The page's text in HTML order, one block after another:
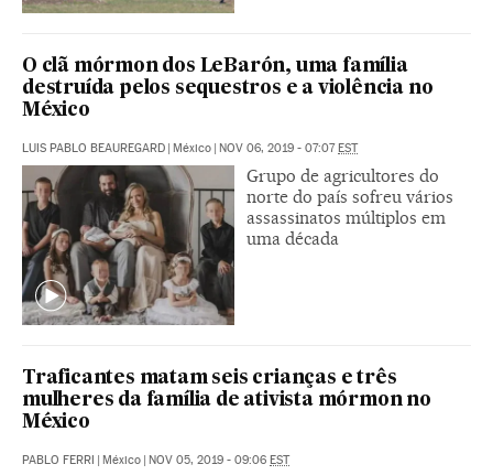
O clã mórmon dos LeBarón, uma família
destruída pelos sequestros e a violência no
México
LUIS PABLO BEAUREGARD | México | NOV 06, 2019 - 07:07EST
Grupo de agricultores do
norte do país sofreu vários
assassinatos múltiplos em
uma década
Traficantes matam seis crianças e três
mulheres da família de ativista mórmon no
México
PABLO FERRI | México | NOV 05, 2019 - 09:06 EST